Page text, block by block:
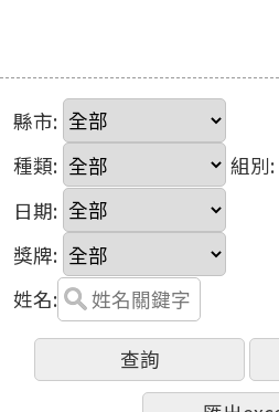
縣市:
種類:
組別:
日期:
獎牌:
姓名: